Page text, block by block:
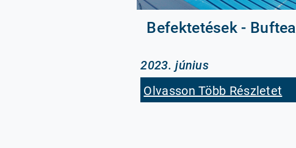
Befektetések - Buftea
2023. június
Olvasson Több Részletet